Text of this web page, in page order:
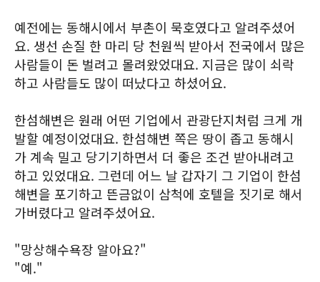
예전에는 동해시에서 부촌이 묵호였다고 알려주셨어
요. 생선 손질 한 마리 당 천원씩 받아서 전국에서 많은
사람들이 돈 벌려고 몰려왔었대요. 지금은 많이 쇠락
하고 사람들도 많이 떠났다고 하셨어요.
한섬해변은 원래 어떤 기업에서 관광단지처럼 크게 개
발할 예정이었대요. 한섬해변 쪽은 땅이 좁고 동해시
가 계속 밀고 당기기하면서 더 좋은 조건 받아내려고
하고 있었대요. 그런데 어느 날 갑자기 그 기업이 한섬
해변을 포기하고 뜬금없이 삼척에 호텔을 짓기로 해서
가버렸다고 알려주셨어요.
"망상해수욕장 알아요?"
"예."